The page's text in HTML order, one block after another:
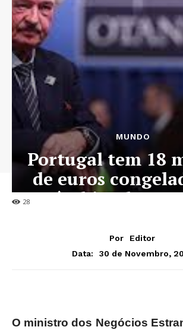
28
MUNDO
Portugal tem 18
de euros
âmbito de
Por
Editor
Data:
30 de Novembro,
O ministro dos Negócios